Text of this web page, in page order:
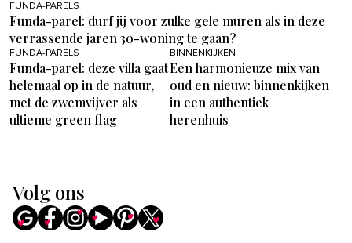
FUNDA-PARELS
Funda-parel: durf jij voor zulke gele muren als in deze
verrassende jaren 30-woning te gaan?
FUNDA-PARELS
Funda-parel: deze villa gaat
helemaal op in de natuur,
met de zwemvijver als
ultieme green flag
BINNENKIJKEN
Een harmonieuze mix van
oud en nieuw: binnenkijken
in een authentiek
herenhuis
Volg ons